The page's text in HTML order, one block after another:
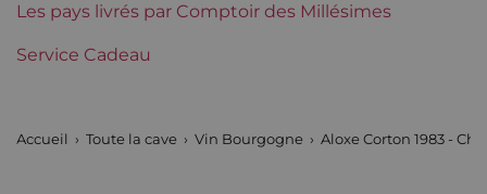
Les pays livrés par Comptoir des Millésimes
Service Cadeau
Accueil Toute la cave Vin Bourgogne Aloxe Corton 1983 -